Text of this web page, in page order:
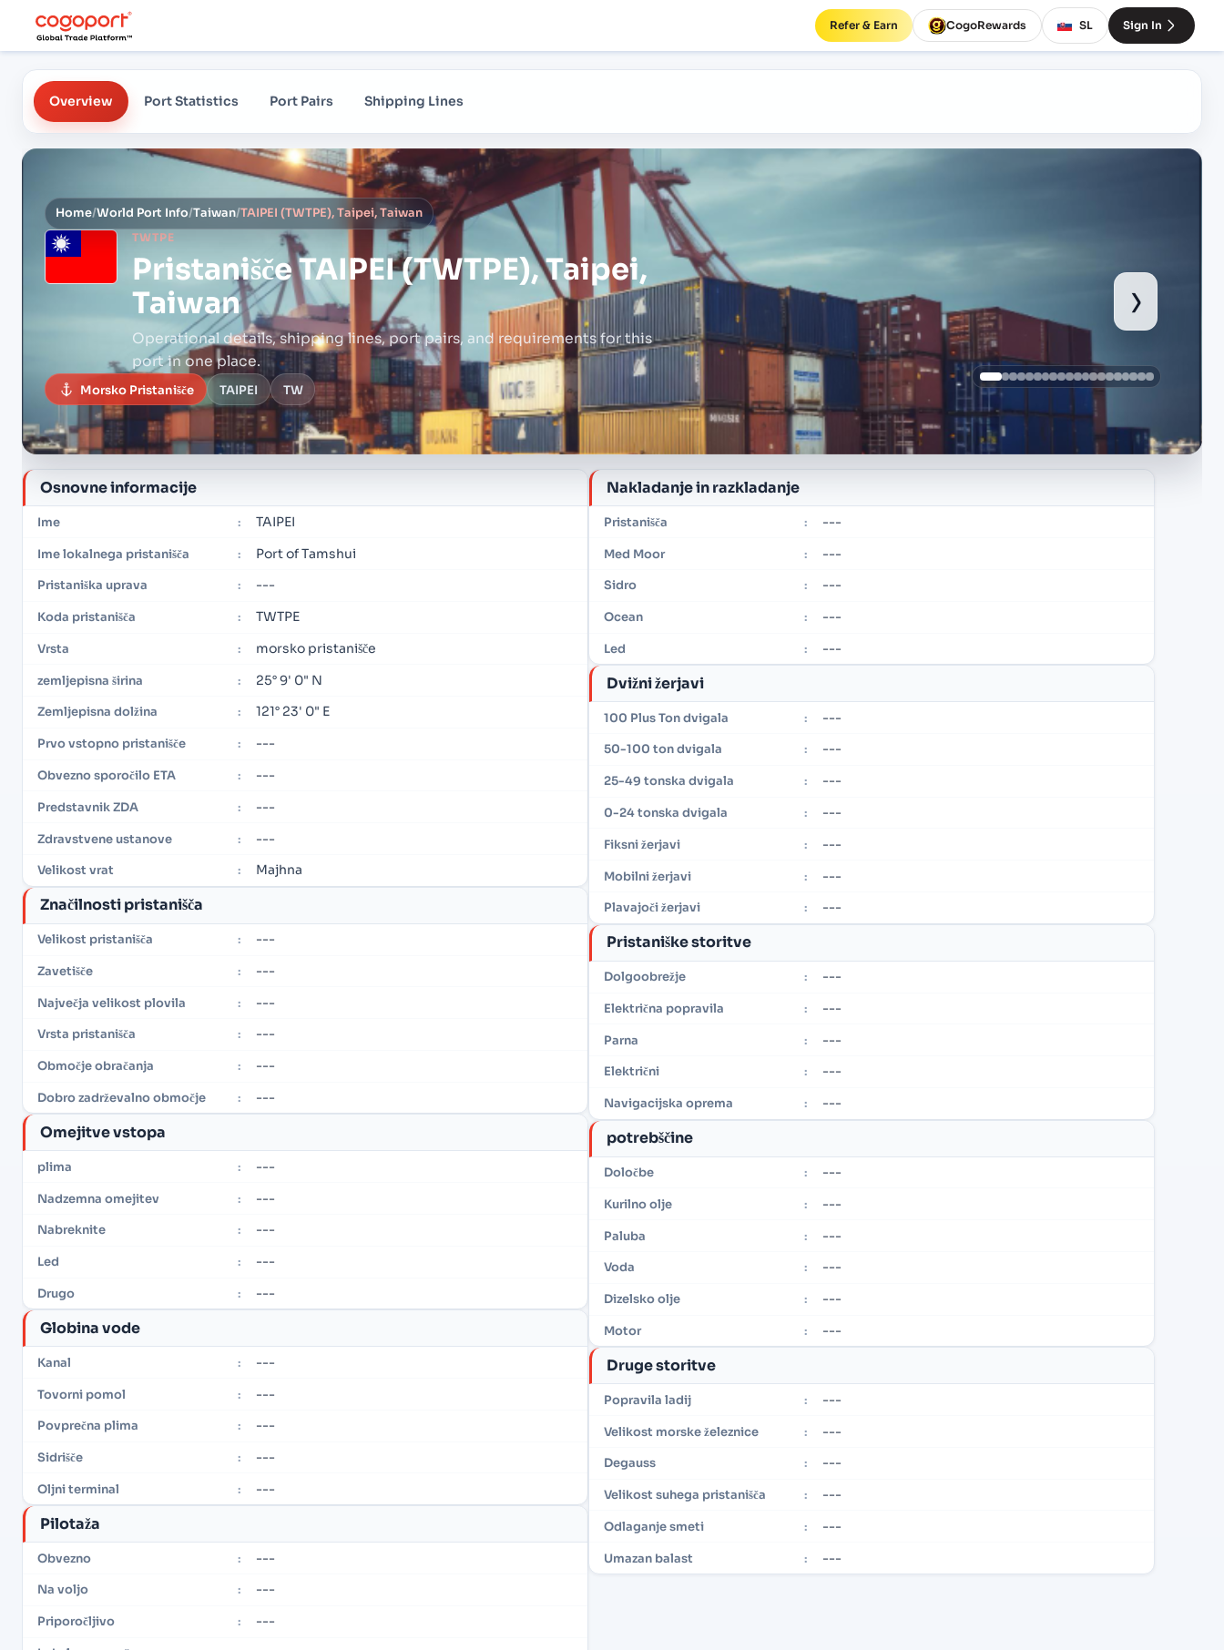
Refer & Earn CogoRewards SL Sign In
Overview Port Statistics Port Pairs Shipping Lines
Home/World Port Info/Taiwan/TAIPEI (TWTPE), Taipei, Taiwan
TWTPE
PristaniščeTAIPEI (TWTPE), Taipei,
Taiwan
Operational details, shipping lines, port pairs, and requirements for this
port in one place.
Morsko Pristanišče TAIPEI TW
›
Osnovne informacije
Ime : TAIPEI
Ime lokalnega pristanišča : Port of Tamshui
Pristaniška uprava : ---
Koda pristanišča : TWTPE
Vrsta : morsko pristanišče
zemljepisna širina : 25° 9' 0" N
Zemljepisna dolžina : 121° 23' 0" E
Prvo vstopno pristanišče : ---
Obvezno sporočilo ETA : ---
Predstavnik ZDA : ---
Zdravstvene ustanove : ---
Velikost vrat : Majhna
Značilnosti pristanišča
Velikost pristanišča : ---
Zavetišče : ---
Največja velikost plovila : ---
Vrsta pristanišča : ---
Območje obračanja : ---
Dobro zadrževalno območje : ---
Omejitve vstopa
plima : ---
Nadzemna omejitev : ---
Nabreknite : ---
Led : ---
Drugo : ---
Globina vode
Kanal : ---
Tovorni pomol : ---
Povprečna plima : ---
Sidrišče : ---
Oljni terminal : ---
Pilotaža
Obvezno : ---
Na voljo : ---
Priporočljivo : ---
Nakladanje in razkladanje
Pristanišča : ---
Med Moor : ---
Sidro : ---
Ocean : ---
Led : ---
Dvižni žerjavi
100 Plus Ton dvigala : ---
50-100 ton dvigala : ---
25-49 tonska dvigala : ---
0-24 tonska dvigala : ---
Fiksni žerjavi : ---
Mobilni žerjavi : ---
Plavajoči žerjavi : ---
Pristaniške storitve
Dolgoobrežje : ---
Električna popravila : ---
Parna : ---
Električni : ---
Navigacijska oprema : ---
potrebščine
Določbe : ---
Kurilno olje : ---
Paluba : ---
Voda : ---
Dizelsko olje : ---
Motor : ---
Druge storitve
Popravila ladij : ---
Velikost morske železnice : ---
Degauss : ---
Velikost suhega pristanišča : ---
Odlaganje smeti : ---
Umazan balast : ---